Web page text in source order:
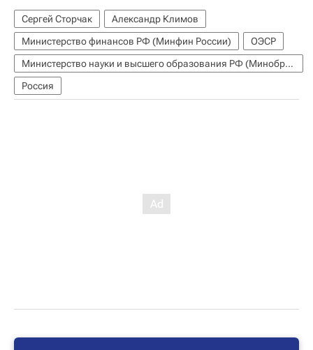
Сергей Сторчак
Александр Климов
Министерство финансов РФ (Минфин России)
ОЭСР
Министерство науки и высшего образования РФ (Минобрнауки России)
Россия